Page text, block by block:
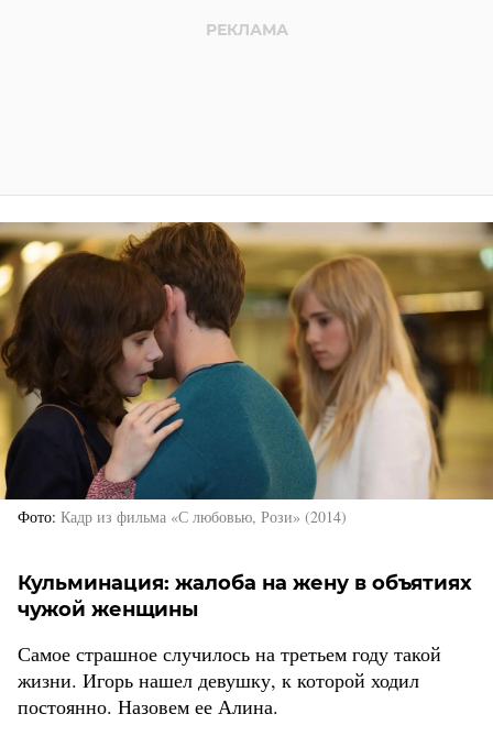
Фото Кадр из фильма «С любовью, Рози» (2014)
Кульминация: жалоба на жену в объятиях
чужой женщины
Самое страшное случилось на третьем году такой
жизни. Игорь нашел девушку, к которой ходил
постоянно. Назовем ее Алина.